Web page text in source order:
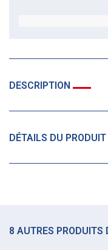
DESCRIPTION
DÉTAILS DU PRODUIT
8 AUTRES PRODUITS